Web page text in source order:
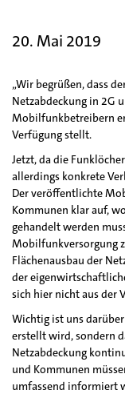
20. Mai 2019
„Wir begrüßen, dass
Netzabdeckung in 2G
Mobilfunkbetreibern
Verfügung stellt.
Jetzt, da die
allerdings konkrete
Der veröffentlichte
Kommunen klar auf,
gehandelt werden
Mobilfunkversorgung
Flächenausbau der
der
sich hier nicht aus der
Wichtig ist uns
erstellt wird, sondern
Netzabdeckung
und Kommunen
umfassend informiert